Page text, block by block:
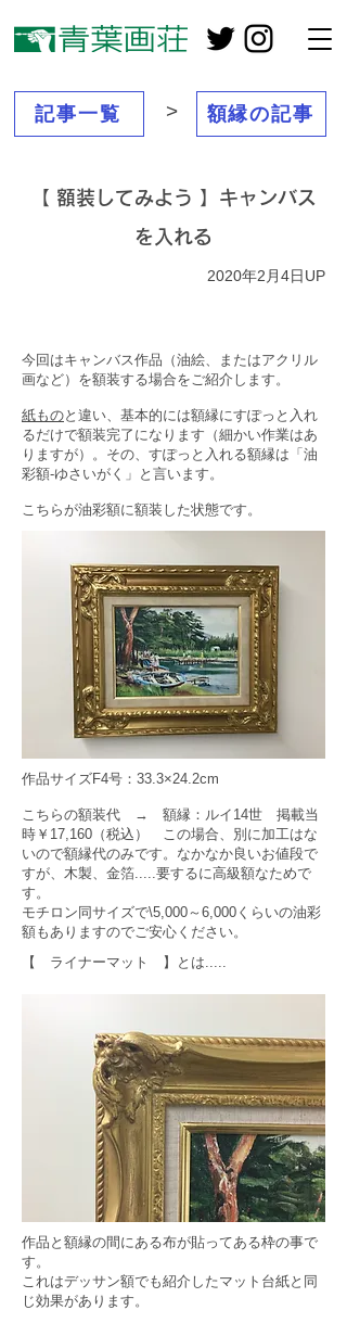
記事一覧 額縁の記事
>
【 額装してみよう 】キャンバス
を入れる
2020年2月4日UP
今回はキャンバス作品（油絵、またはアクリル
画など）を額装する場合をご紹介します。
紙ものと違い、基本的には額縁にすぽっと入れ
るだけで額装完了になります（細かい作業はあ
りますが）。その、すぽっと入れる額縁は「油
彩額-ゆさいがく」と言います。
​こちらが油彩額に額装した状態です。
作品サイズF4号：33.3×24.2cm
こちらの額装代 → 額縁：ルイ14世 掲載当
時￥17,160（税込） この場合、別に加工はな
いので額縁代のみです。なかなか良いお値段で
すが、木製、金箔.....要するに高級額なためで
す。
モチロン同サイズで\5,000～6,000くらいの油彩
額もありますのでご安心ください。
【 ライナーマット 】とは.....
作品と額縁の間にある布が貼ってある枠の事で
す。
これはデッサン額でも紹介したマット台紙と同
じ効果があります。